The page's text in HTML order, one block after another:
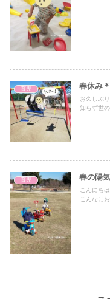
育児 春休み
お久しぶ
知らず世
育児 春の陽
こんにち
こんなに